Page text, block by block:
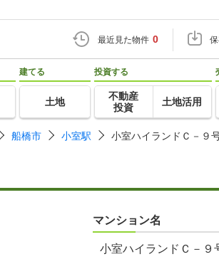
最近見た物件 0
建てる
土地
投資する
不動産
投資
土地活用
船橋市 小室駅 小室ハイランドＣ－９
マンション名
小室ハイランドＣ－９